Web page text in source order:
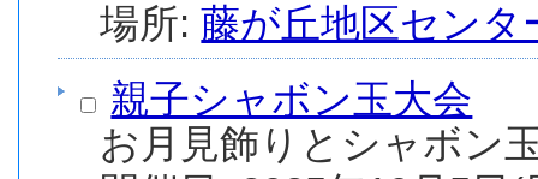
場所:藤が丘地区センタ
親子シャボン玉大会
お月見飾りとシャボン